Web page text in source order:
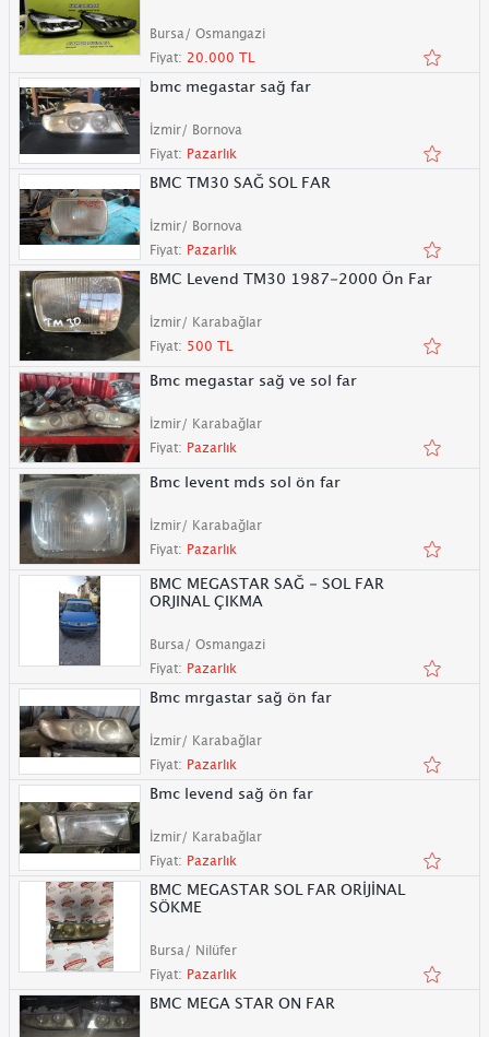
Bursa/ Osmangazi
Fiyat: 20.000 TL
bmc megastar sağ far
İzmir/ Bornova
Fiyat: Pazarlık
BMC TM30 SAĞ SOL FAR
İzmir/ Bornova
Fiyat: Pazarlık
BMC Levend TM30 1987-2000 Ön Far
İzmir/ Karabağlar
Fiyat: 500 TL
Bmc megastar sağ ve sol far
İzmir/ Karabağlar
Fiyat: Pazarlık
Bmc levent mds sol ön far
İzmir/ Karabağlar
Fiyat: Pazarlık
BMC MEGASTAR SAĞ - SOL FAR
ORJINAL ÇIKMA
Bursa/ Osmangazi
Fiyat: Pazarlık
Bmc mrgastar sağ ön far
İzmir/ Karabağlar
Fiyat: Pazarlık
Bmc levend sağ ön far
İzmir/ Karabağlar
Fiyat: Pazarlık
BMC MEGASTAR SOL FAR ORİJİNAL
SÖKME
Bursa/ Nilüfer
Fiyat: Pazarlık
BMC MEGA STAR ON FAR